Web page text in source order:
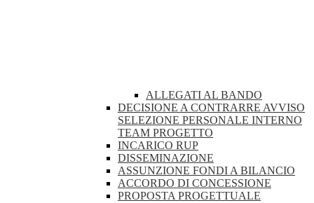
ALLEGATI AL BANDO
DECISIONE A CONTRARRE AVVISO
SELEZIONE PERSONALE INTERNO
TEAM PROGETTO
INCARICO RUP
DISSEMINAZIONE
ASSUNZIONE FONDI A BILANCIO
ACCORDO DI CONCESSIONE
PROPOSTA PROGETTUALE